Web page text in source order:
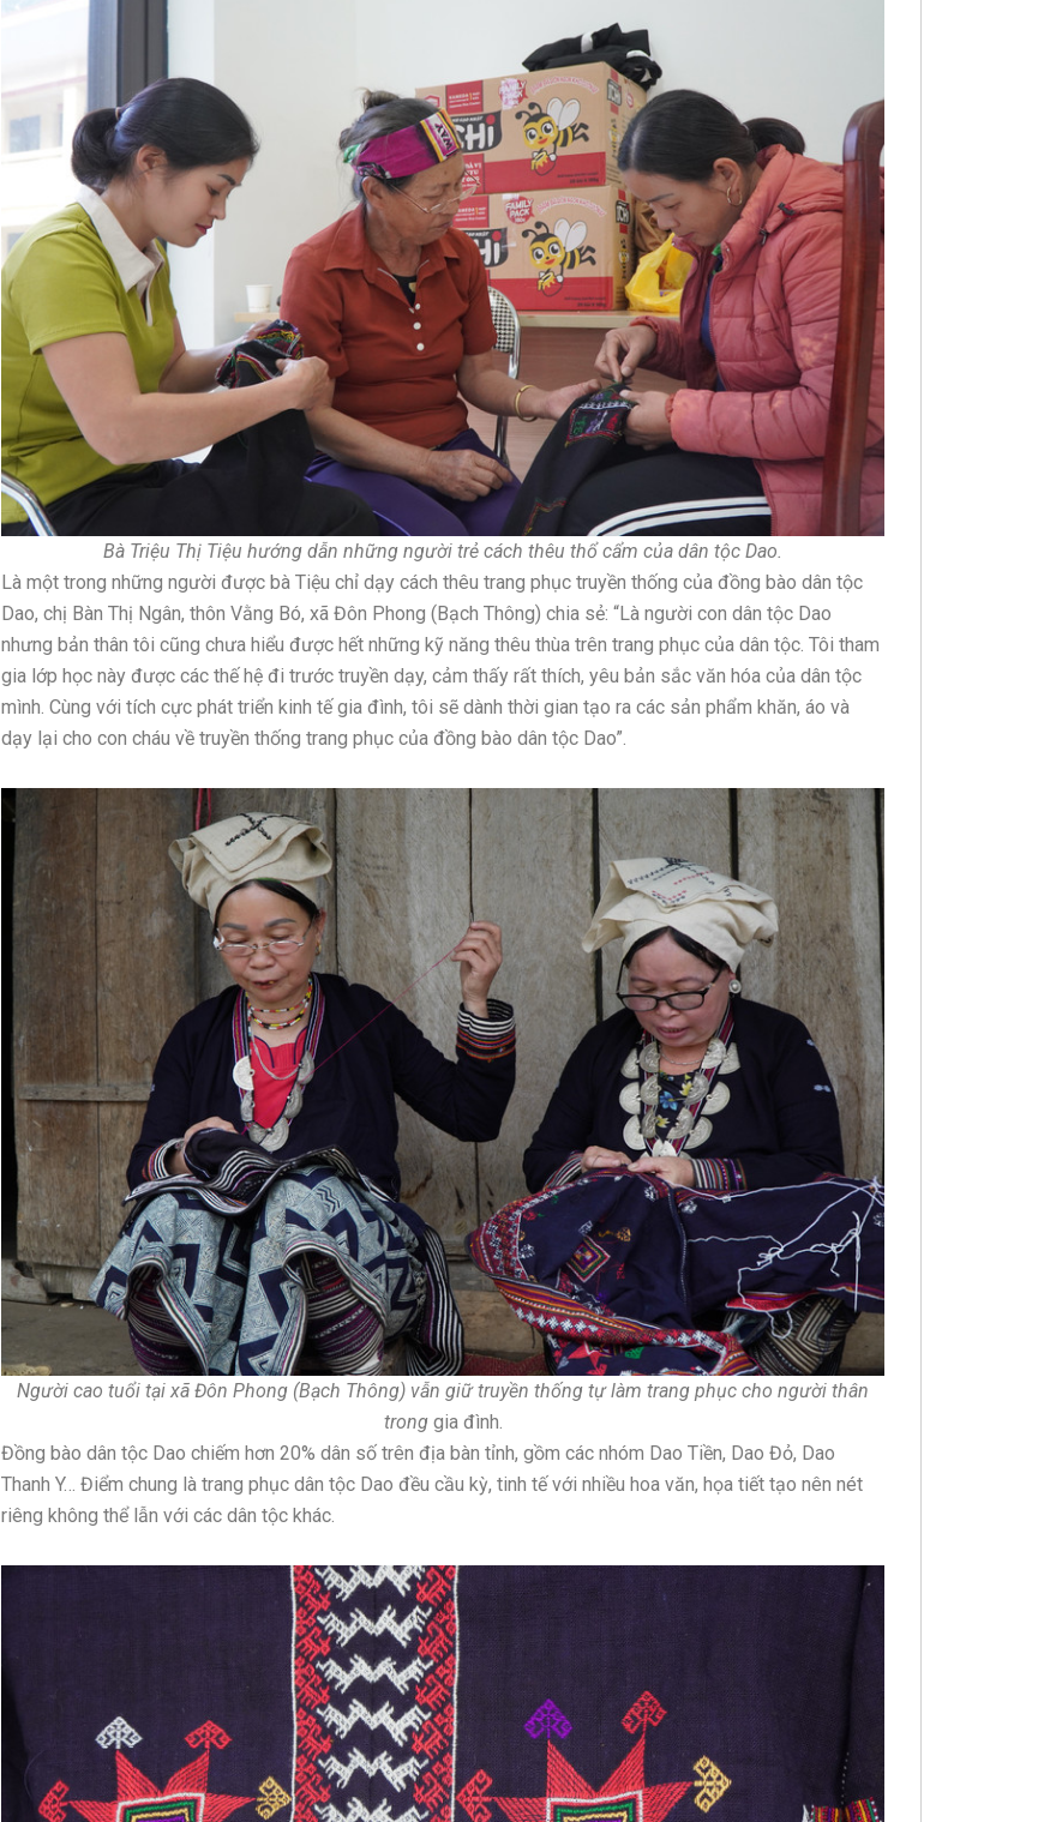
Bà Triệu Thị Tiệu hướng dẫn những người trẻ cách thêu thổ cẩm của dân tộc Dao.
Là một trong những người được bà Tiệu chỉ dạy cách thêu trang phục truyền thống của đồng bào dân tộc
Dao, chị Bàn Thị Ngân, thôn Vằng Bó, xã Đôn Phong (Bạch Thông) chia sẻ: “Là người con dân tộc Dao
nhưng bản thân tôi cũng chưa hiểu được hết những kỹ năng thêu thùa trên trang phục của dân tộc. Tôi tham
gia lớp học này được các thế hệ đi trước truyền dạy, cảm thấy rất thích, yêu bản sắc văn hóa của dân tộc
mình. Cùng với tích cực phát triển kinh tế gia đình, tôi sẽ dành thời gian tạo ra các sản phẩm khăn, áo và
dạy lại cho con cháu về truyền thống trang phục của đồng bào dân tộc Dao”.
Người cao tuổi tại xã Đôn Phong (Bạch Thông) vẫn giữ truyền thống tự làm trang phục cho người thân
tronggia đình.
Đồng bào dân tộc Dao chiếm hơn 20% dân số trên địa bàn tỉnh, gồm các nhóm Dao Tiền, Dao Đỏ, Dao
Thanh Y… Điểm chung là trang phục dân tộc Dao đều cầu kỳ, tinh tế với nhiều hoa văn, họa tiết tạo nên nét
riêng không thể lẫn với các dân tộc khác.